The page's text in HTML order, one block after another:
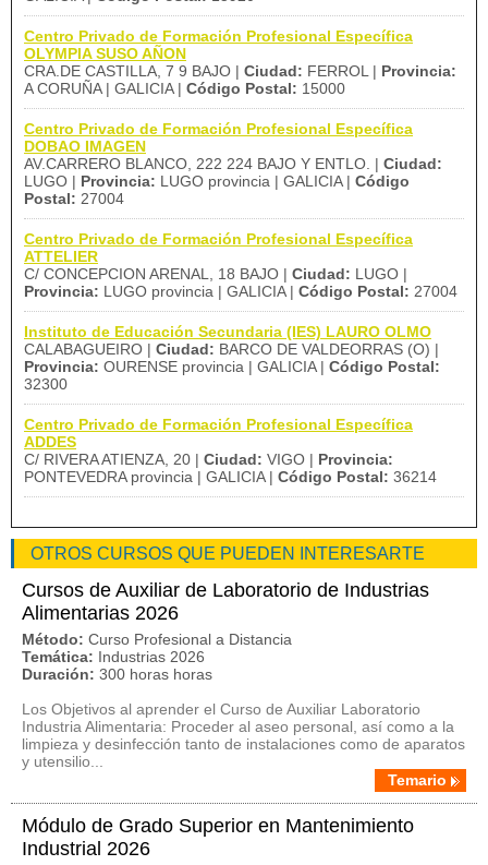
Centro Privado de Formación Profesional Específica
OLYMPIA SUSO AÑON
CRA.DE CASTILLA, 7 9 BAJO | Ciudad: FERROL | Provincia:
A CORUÑA | GALICIA | Código Postal: 15000
Centro Privado de Formación Profesional Específica
DOBAO IMAGEN
AV.CARRERO BLANCO, 222 224 BAJO Y ENTLO. | Ciudad:
LUGO | Provincia: LUGO provincia | GALICIA | Código
Postal: 27004
Centro Privado de Formación Profesional Específica
ATTELIER
C/ CONCEPCION ARENAL, 18 BAJO | Ciudad: LUGO |
Provincia: LUGO provincia | GALICIA | Código Postal: 27004
Instituto de Educación Secundaria (IES) LAURO OLMO
CALABAGUEIRO | Ciudad: BARCO DE VALDEORRAS (O) |
Provincia: OURENSE provincia | GALICIA | Código Postal:
32300
Centro Privado de Formación Profesional Específica
ADDES
C/ RIVERA ATIENZA, 20 | Ciudad: VIGO | Provincia:
PONTEVEDRA provincia | GALICIA | Código Postal: 36214
OTROS CURSOS QUE PUEDEN INTERESARTE
Cursos de Auxiliar de Laboratorio de Industrias
Alimentarias 2026
Método: Curso Profesional a Distancia
Temática: Industrias 2026
Duración: 300 horas horas
Los Objetivos al aprender el Curso de Auxiliar Laboratorio
Industria Alimentaria: Proceder al aseo personal, así como a la
limpieza y desinfección tanto de instalaciones como de aparatos
y utensilio...
Temario
Módulo de Grado Superior en Mantenimiento
Industrial 2026